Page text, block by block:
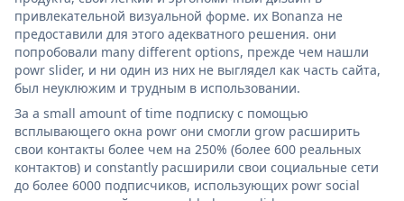
привлекательной визуальной форме. их Bonanza не
предоставили для этого адекватного решения. они
попробовали many different options, прежде чем нашли
powr slider, и ни один из них не выглядел как часть сайта,
был неуклюжим и трудным в использовании.
За a small amount of time подписку с помощью
всплывающего окна powr они смогли grow расширить
свои контакты более чем на 250% (более 600 реальных
контактов) и constantly расширили свои социальные сети
до более 6000 подписчиков, использующих powr social